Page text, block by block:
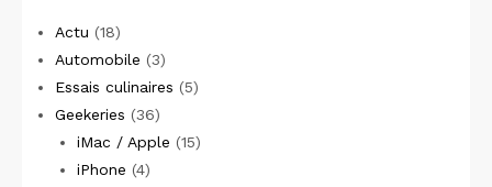
Actu (18)
Automobile (3)
Essais culinaires (5)
Geekeries (36)
iMac / Apple (15)
iPhone (4)